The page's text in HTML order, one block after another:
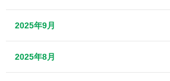
2025年9月
2025年8月